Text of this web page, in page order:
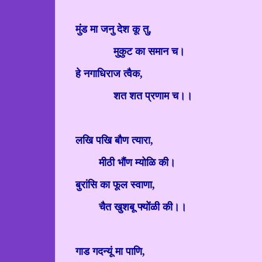
मुंड मा जनु देश कू तु,
मुकुट का समान च।
हे नगाधिराज त्वैक,
शत शत प्रणाम च।।
लखि पखि बौण त्यारा,
मीठी भौंण म्योळि की।
बुरांसि का फूल स्वाणा,
चैत खुशबू फ्योंळी की।।
गाड गदन्यूं मा पाणि,